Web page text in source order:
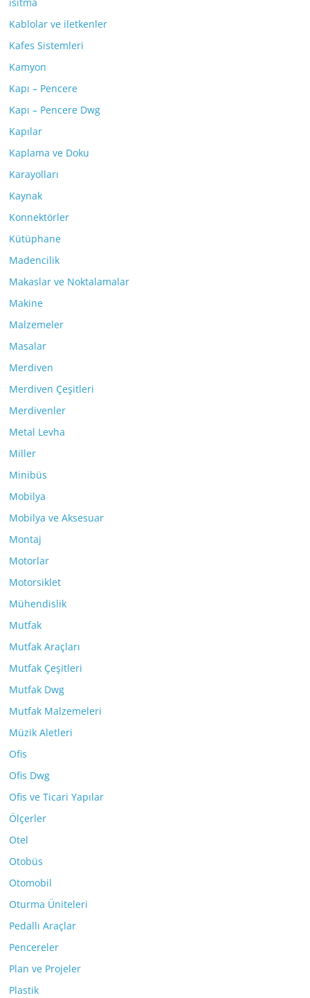
Kablolar ve iletkenler
Kafes Sistemleri
Kamyon
Kapı – Pencere
Kapı – Pencere Dwg
Kapılar
Kaplama ve Doku
Karayolları
Kaynak
Konnektörler
Kütüphane
Madencilik
Makaslar ve Noktalamalar
Makine
Malzemeler
Masalar
Merdiven
Merdiven Çeşitleri
Merdivenler
Metal Levha
Miller
Minibüs
Mobilya
Mobilya ve Aksesuar
Montaj
Motorlar
Motorsiklet
Mühendislik
Mutfak
Mutfak Araçları
Mutfak Çeşitleri
Mutfak Dwg
Mutfak Malzemeleri
Müzik Aletleri
Ofis
Ofis Dwg
Ofis ve Ticari Yapılar
Ölçerler
Otel
Otobüs
Otomobil
Oturma Üniteleri
Pedallı Araçlar
Pencereler
Plan ve Projeler
Plastik